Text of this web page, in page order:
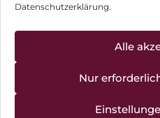
Datenschutzerklärung.
Alle
Nur
Hinweis zur